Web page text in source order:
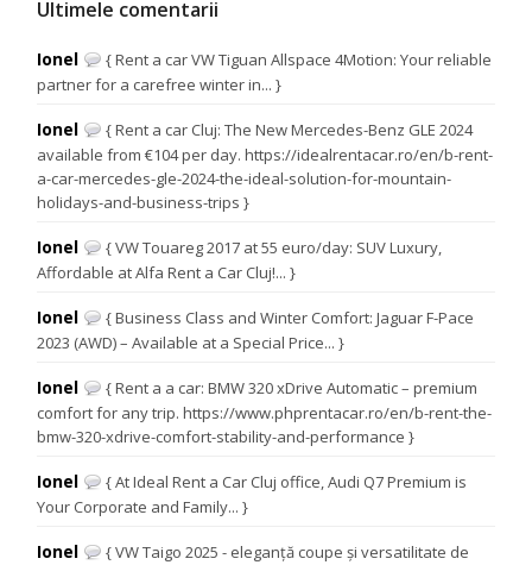
Ultimele comentarii
Ionel
{ Rent a car VW Tiguan Allspace 4Motion: Your reliable
partner for a carefree winter in... }
Ionel
{ Rent a car Cluj: The New Mercedes-Benz GLE 2024
available from €104 per day. https://idealrentacar.ro/en/b-rent-
a-car-mercedes-gle-2024-the-ideal-solution-for-mountain-
holidays-and-business-trips }
Ionel
{ VW Touareg 2017 at 55 euro/day: SUV Luxury,
Affordable at Alfa Rent a Car Cluj!... }
Ionel
{ Business Class and Winter Comfort: Jaguar F-Pace
2023 (AWD) – Available at a Special Price... }
Ionel
{ Rent a a car: BMW 320 xDrive Automatic – premium
comfort for any trip. https://www.phprentacar.ro/en/b-rent-the-
bmw-320-xdrive-comfort-stability-and-performance }
Ionel
{ At Ideal Rent a Car Cluj office, Audi Q7 Premium is
Your Corporate and Family... }
Ionel
{ VW Taigo 2025 - eleganță coupe și versatilitate de